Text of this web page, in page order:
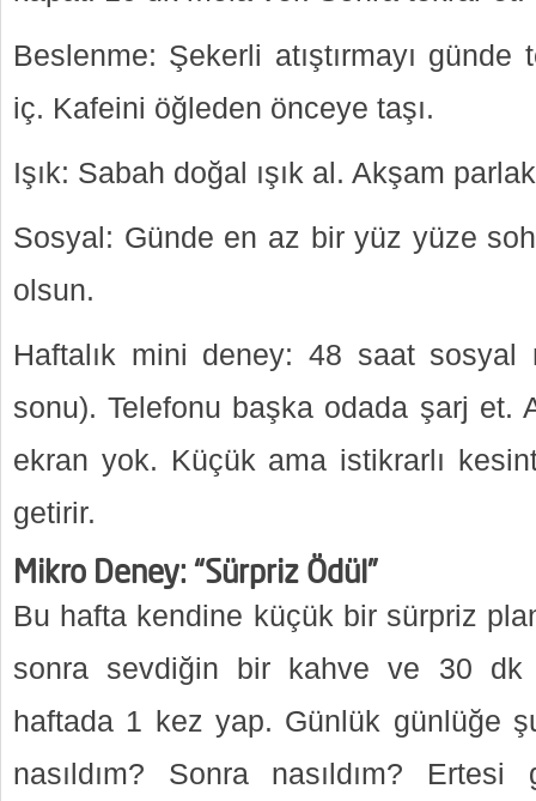
Beslenme: Şekerli atıştırmayı
iç. Kafeini öğleden önceye taşı.
Işık: Sabah doğal ışık al. Akşam parlak
Sosyal: Günde en az bir yüz yüze
olsun.
Haftalık mini deney: 48 saat sosyal
sonu). Telefonu başka odada şarj et.
ekran yok. Küçük ama istikrarlı
getirir.
Mikro Deney: “Sürpriz Ödül”
Bu hafta kendine küçük bir sürpriz
sonra sevdiğin bir kahve ve 30 dk
haftada 1 kez yap. Günlük günlüğe
nasıldım? Sonra nasıldım? Ertesi